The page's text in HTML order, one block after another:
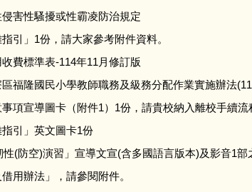
害性騷擾或性霸凌防治規定
引」1份，請大家參考附件資料。
費標準表-114年11月修訂版
福隆國民小學教師職務及級務分配作業實施辦法
項宣導圖卡（附件1）1份，請貴校納入離校手續
引」英文圖卡1份
(防空)演習」宣導文宣(含多國語言版本)及影音1部
用辦法」，請參閱附件。